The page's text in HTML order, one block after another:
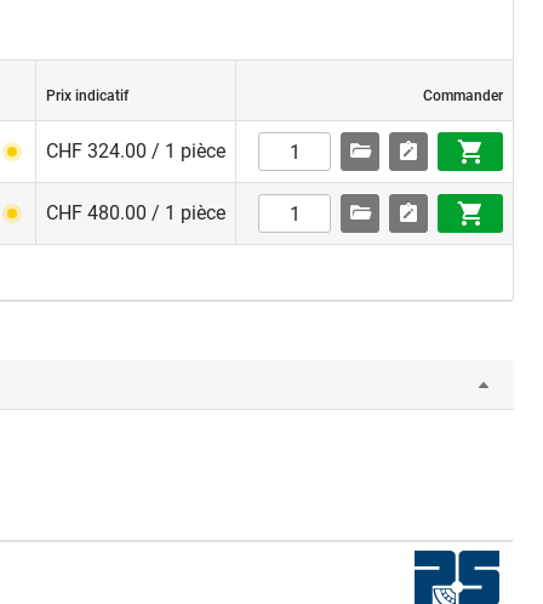
Prix indicatif Commander
CHF 324.00 / 1 pièce
CHF 480.00 / 1 pièce